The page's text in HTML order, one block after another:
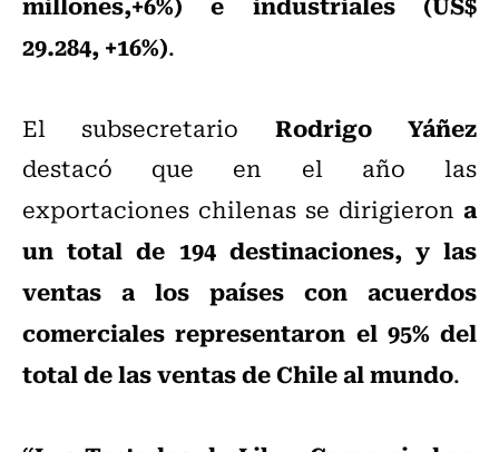
29.284, +16%).
El subsecretario Rodrigo Yáñez
destacó que en el año las
exportaciones chilenas se dirigieron a
un total de 194 destinaciones, y las
ventas a los países con acuerdos
comerciales representaron el 95% del
total de las ventas de Chile al mundo.